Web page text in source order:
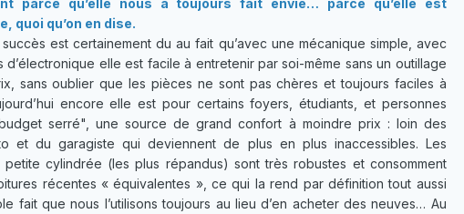
quoi qu’on en dise.
est certainement du au fait qu’avec une mécanique simple, avec
d’électronique elle est facile à entretenir par soi-même sans un outillage
sans oublier que les pièces ne sont pas chères et toujours faciles à
encore elle est pour certains foyers, étudiants, et personnes
serré", une source de grand confort à moindre prix : loin des
et du garagiste qui deviennent de plus en plus inaccessibles. Les
petite cylindrée (les plus répandus) sont très robustes et consomment
récentes « équivalentes », ce qui la rend par définition tout aussi
fait que nous l’utilisons toujours au lieu d’en acheter des neuves… Au